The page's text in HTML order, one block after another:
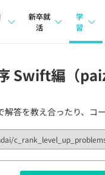
ビュー
功ガイド
新卒就
活
本選考
新卒エージェント
イベント・セミナー
学
習
問題集
4択
ナレ
リフ
Swift編（
答を教え合ったり、コ